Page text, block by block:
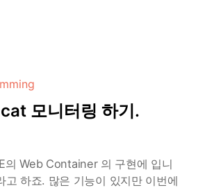
모니터링 하기.
의 Web Container 의 구현에 입니
고 하죠. 많은 기능이 있지만 이번에